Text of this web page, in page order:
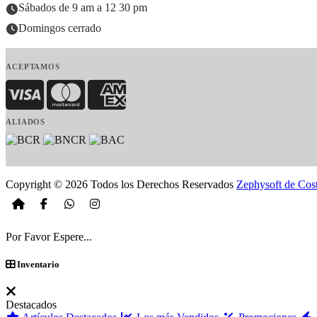
Sábados de 9 am a 12 30 pm
Domingos cerrado
ACEPTAMOS
Visa MasterCardAmerican Express
ALIADOS
Copyright © 2026 Todos los Derechos Reservados Zephysoft de
Por Favor Espere...
Inventario
Destacados